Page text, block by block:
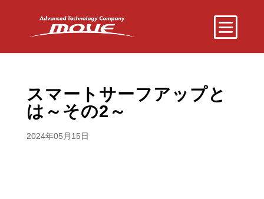
スマートサーフアップと
は～その2～
2024年05月15日